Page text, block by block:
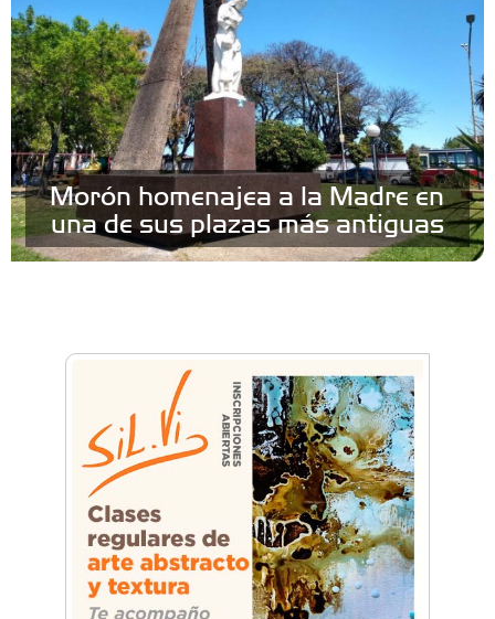
Morón homenajea a la Madre en
una de sus plazas más antiguas